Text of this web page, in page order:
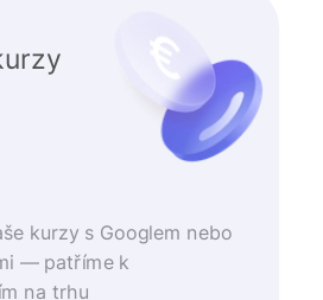
kurzy s Googlem nebo
— patříme k
na trhu